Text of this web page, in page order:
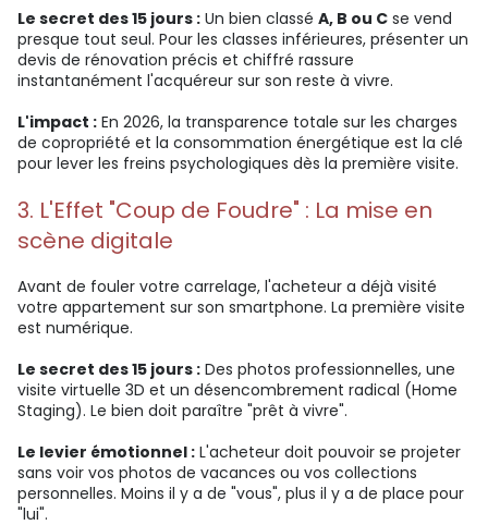
Le secret des 15 jours : Un bien classé A, B ou C se vend
presque tout seul. Pour les classes inférieures, présenter un
devis de rénovation précis et chiffré rassure
instantanément l'acquéreur sur son reste à vivre.
L'impact : En 2026, la transparence totale sur les charges
de copropriété et la consommation énergétique est la clé
pour lever les freins psychologiques dès la première visite.
3. L'Effet "Coup de Foudre" : La mise en
scène digitale
Avant de fouler votre carrelage, l'acheteur a déjà visité
votre appartement sur son smartphone. La première visite
est numérique.
Le secret des 15 jours : Des photos professionnelles, une
visite virtuelle 3D et un désencombrement radical (Home
Staging). Le bien doit paraître "prêt à vivre".
Le levier émotionnel : L'acheteur doit pouvoir se projeter
sans voir vos photos de vacances ou vos collections
personnelles. Moins il y a de "vous", plus il y a de place pour
"lui".